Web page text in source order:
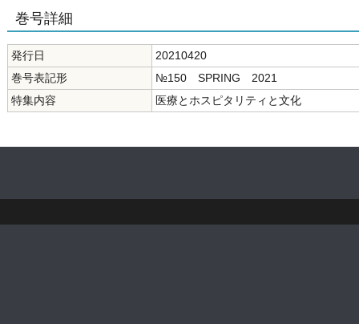
巻号詳細
発行日
20210420
巻号表記形
№150 SPRING 2021
特集内容
医療とホスピタリティと文化